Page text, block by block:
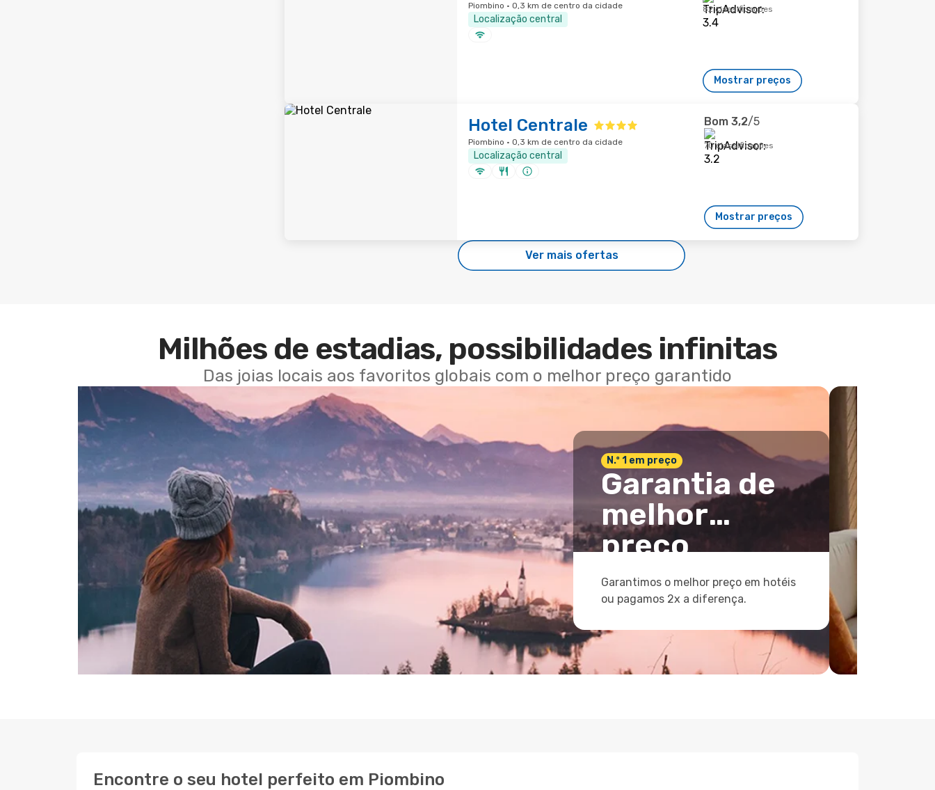
Piombino · 0,3 km de centro da cidade
Localização central
82 classificações
Mostrar preços
Hotel Centrale
Piombino · 0,3 km de centro da cidade
Localização central
Bom 3,2/5
70 classificações
Mostrar preços
Ver mais ofertas
Milhões de estadias, possibilidades infinitas
Das joias locais aos favoritos globais com o melhor preço garantido
N.º 1 em preço
Garantia de
melhor
preço
Garantimos o melhor preço em hotéis
ou pagamos 2x a diferença.
Encontre o seu hotel perfeito em Piombino